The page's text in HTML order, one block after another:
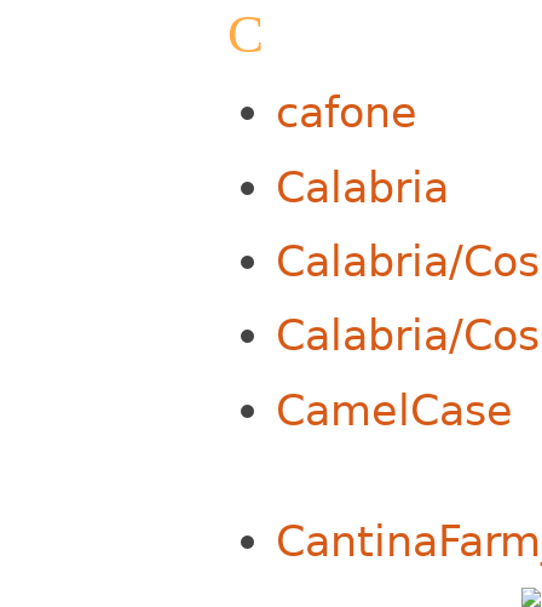
C
cafone
Calabria
Calabria/
Calabria/
CamelCase